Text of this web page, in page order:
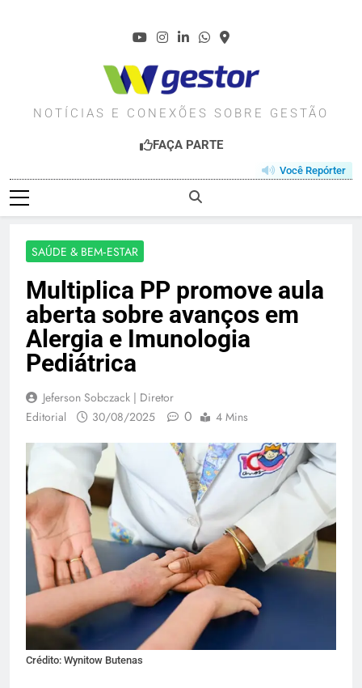
WGESTOR.COM.BR
NOTÍCIAS E CONEXÕES SOBRE GESTÃO
FAÇA PARTE
Você Repórter
SAÚDE & BEM‑ESTAR
Multiplica PP promove aula
aberta sobre avanços em
Alergia e Imunologia
Pediátrica
Jeferson Sobczack | Diretor
Editorial
30/08/2025 0 4 Mins
Crédito: Wynitow Butenas